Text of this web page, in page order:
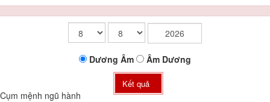
Dương Âm Âm Dương
Kết quả
Cụm mệnh ngũ hành